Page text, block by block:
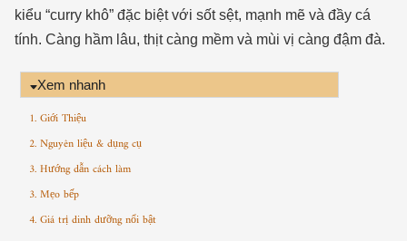
kiểu “curry khô” đặc biệt với sốt sệt, mạnh mẽ và đầy cá
tính. Càng hầm lâu, thịt càng mềm và mùi vị càng đậm đà.
Xem nhanh
1. Giới Thiệu
2. Nguyên liệu & dụng cụ
3. Hướng dẫn cách làm
3. Mẹo bếp
4. Giá trị dinh dưỡng nổi bật